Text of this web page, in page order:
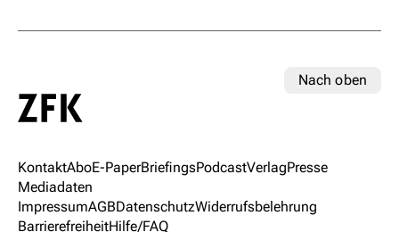
Nach oben
KontaktAboE-PaperBriefingsPodcastVerlagPresse
Mediadaten
ImpressumAGBDatenschutzWiderrufsbelehrung
BarrierefreiheitHilfe/FAQ